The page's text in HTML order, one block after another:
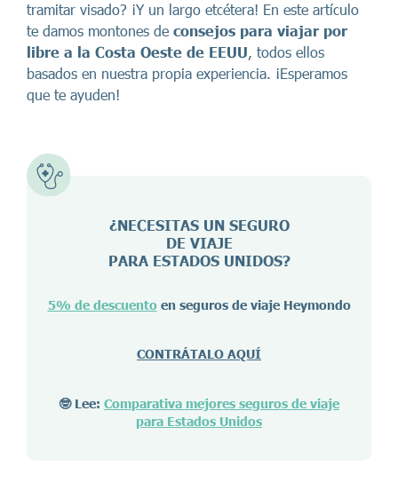
tramitar visado? ¡Y un largo etcétera! En este artículo
te damos montones de consejos para viajar por
libre a la Costa Oeste de EEUU, todos ellos
basados en nuestra propia experiencia. ¡Esperamos
que te ayuden!
¿NECESITAS UN SEGURO
DE VIAJE
PARA ESTADOS UNIDOS?
5% de descuentoen seguros de viaje Heymondo
CONTRÁTALO AQUÍ
🤓 Lee: Comparativa mejores seguros de viaje
para Estados Unidos